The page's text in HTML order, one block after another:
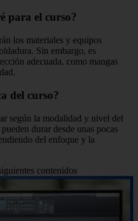
para el curso?
los materiales y equipos
Sin embargo, es
adecuada, como mangas
del curso?
según la modalidad y nivel del
durar desde unas pocas
del enfoque y la
contenidos